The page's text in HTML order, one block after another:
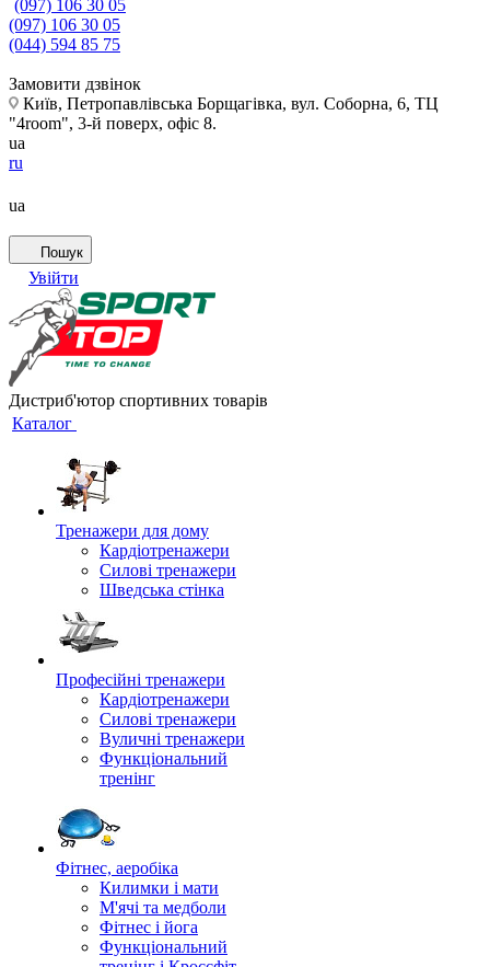
(097) 106 30 05
(097) 106 30 05
(044) 594 85 75
Замовити дзвінок
Київ, Петропавлівська Борщагівка, вул. Соборна, 6, ТЦ
"4room", 3-й поверх, офіс 8.
ua
ru
ua
Пошук
Увійти
Дистриб'ютор спортивних товарів
Каталог
Тренажери для дому
Кардіотренажери
Силові тренажери
Шведська стінка
Професійні тренажери
Кардіотренажери
Силові тренажери
Вуличні тренажери
Функціональний
тренінг
Фітнес, аеробіка
Килимки і мати
М'ячі та медболи
Фітнес і йога
Функціональний